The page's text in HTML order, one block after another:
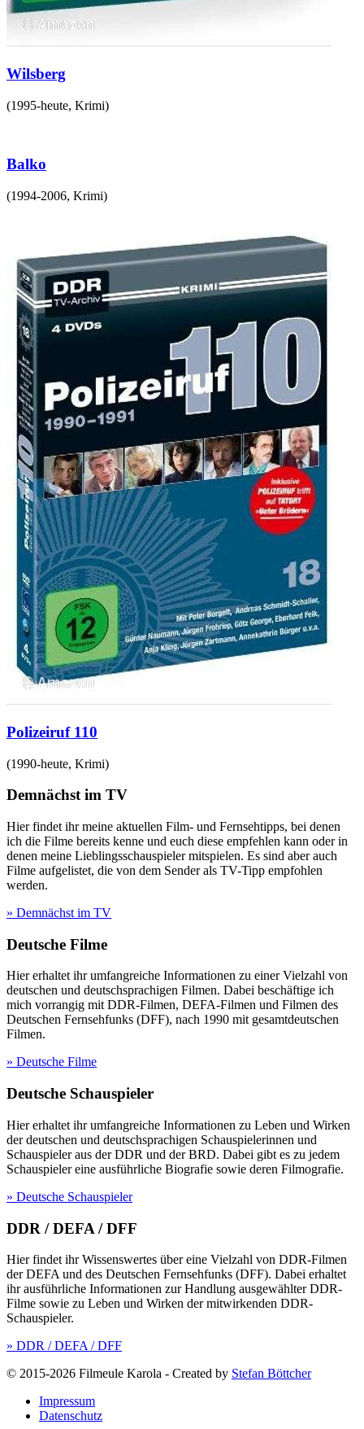
Wilsberg
(1995-heute, Krimi)
Balko
(1994-2006, Krimi)
Polizeiruf 110
(1990-heute, Krimi)
Demnächst im TV
Hier findet ihr meine aktuellen Film- und Fernsehtipps, bei denen
ich die Filme bereits kenne und euch diese empfehlen kann oder in
denen meine Lieblingsschauspieler mitspielen. Es sind aber auch
Filme aufgelistet, die von dem Sender als TV-Tipp empfohlen
werden.
» Demnächst im TV
Deutsche Filme
Hier erhaltet ihr umfangreiche Informationen zu einer Vielzahl von
deutschen und deutschsprachigen Filmen. Dabei beschäftige ich
mich vorrangig mit DDR-Filmen, DEFA-Filmen und Filmen des
Deutschen Fernsehfunks (DFF), nach 1990 mit gesamtdeutschen
Filmen.
» Deutsche Filme
Deutsche Schauspieler
Hier erhaltet ihr umfangreiche Informationen zu Leben und Wirken
der deutschen und deutschsprachigen Schauspielerinnen und
Schauspieler aus der DDR und der BRD. Dabei gibt es zu jedem
Schauspieler eine ausführliche Biografie sowie deren Filmografie.
» Deutsche Schauspieler
DDR / DEFA / DFF
Hier findet ihr Wissenswertes über eine Vielzahl von DDR-Filmen
der DEFA und des Deutschen Fernsehfunks (DFF). Dabei erhaltet
ihr ausführliche Informationen zur Handlung ausgewählter DDR-
Filme sowie zu Leben und Wirken der mitwirkenden DDR-
Schauspieler.
» DDR / DEFA / DFF
© 2015-2026 Filmeule Karola - Created by Stefan Böttcher
Impressum
Datenschutz